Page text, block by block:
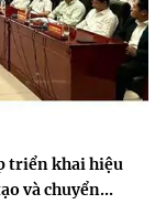
triển khai hiệu
và chuyển...